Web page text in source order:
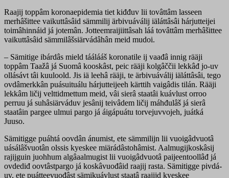
Raajij toppâm koronaepidemia tiet kiđđuv lii tovâttâm lasseen
merhâšittee vaikuttâsâid sämmilij ärbivuáválij iäláttâsâi hárjutteijei
toimâhinnáid já jotemân. Jotteemraijiittâsah láá tovâttâm merhâšittee
vaikuttâsâid sämmilâšsiärvádâhân meid mudoi.
– Sämitige ibárdâs mield táálááš koronatile ij vaađâ innig rääji
toppâm Taažâ já Suomâ kooskâst, peic rääji kolgâččii lekkâđ jo-uv
ollásávt tâi kuuloold. Jis iä leehâ rääji, te ärbivuáválij iäláttâsâi, tego
ovdâmerkkân puásuituálu hárjutteijeeh kärttih vaigâdis tilán. Rääji
lekkâm ličij velttidmettum meid, vâi sierâ staatâi kuávlust orroo
perruu já suhâsiärváduv jesânij teivâdem ličij máhđulâš já sierâ
staatâin pargee ulmui pargo já áigápuátu torvejuvvojeh, juátká
Juuso.
Sämitigge puáhtá oovdân ánumist, ete sämmilijn lii vuoigâdvuotâ
uásálâšvuotân olssis kyeskee miärádâstohâmist. Aalmugijkoskâsij
rajijguin juohhum algâaalmugist lii vuoigâdvuotâ paijeentoollâđ já
ovdediđ oovtâstpargo já koskâvuođâid raajij rasta. Sämitigge pivdá-
uv, ete puátteevuođâst sämikuávlust staatâ raajijd kyeskee